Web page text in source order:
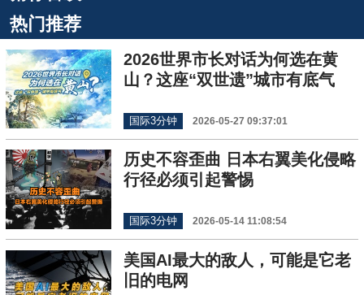
热门推荐
2026世界市长对话为何选在黄
山？这座“双世遗”城市有底气
国际3分钟 2026-05-27 09:37:01
历史不容歪曲 日本右翼美化侵略
行径必须引起警惕
国际3分钟 2026-05-14 11:08:54
美国AI最大的敌人，可能是它老
旧的电网